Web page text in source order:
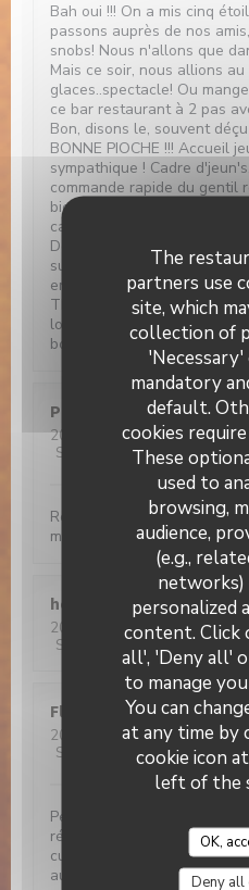
The
partners use
site, which
collection of
'Necessary'
mandatory
default.
cookies
These
used to
browsing,
audience,
(e.g.,
networks)
personalized
content. Click
all', 'Deny all'
to manage
You can
at any time by
cookie icon
left of the
OK,
Deny all
Bah oui !!! On a mis cinq
passons auprès de nos
snobs! Nous n'allons que
Mais ce soir, nous allions au
glaces..spectacle! Ou
ce bar restaurant à 2 pas
Bon, disons le, souvent
BONNE PIOCHE !!! Accueil
sympathique ! Cadre
commande rapide du gentil
bienveillant de la nouvelle,
carte, de la daube !!! Non,
De la véritable daube
sur, et pour être sûr d'être
entrées: salade provençale
TRES BON! Notre conseil
longues, COURREZ-Y!!!
bonheur papillaire!
Philippe
2026-03-16- 20:00 - Guests
Service
/5 Ambiance:4/5
Restaurant chaleureux
méditerranéenne
henri
2026-02-21- 13:00 - Guests
Service
/5 Ambiance : 5/5
Florence G
2026-02-20- 13:00 - Guests
Service
Ambiance:5/5
Peu habituée des avis sur
réserve cette adresse :
cuisinés, accueil
au canal et prix modiques.